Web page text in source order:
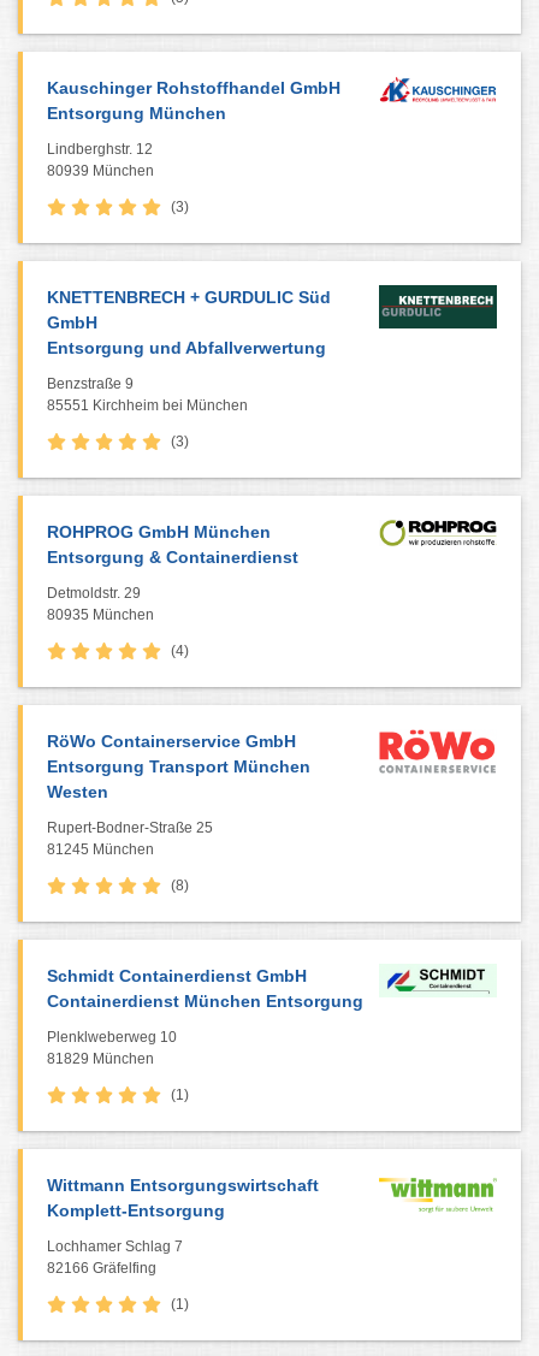
Kauschinger Rohstoffhandel GmbH
Entsorgung München
Lindberghstr. 12
80939 München
(3)
KNETTENBRECH + GURDULIC Süd
GmbH
Entsorgung und Abfallverwertung
Benzstraße 9
85551 Kirchheim bei München
(3)
ROHPROG GmbH München
Entsorgung & Containerdienst
Detmoldstr. 29
80935 München
(4)
RöWo Containerservice GmbH
Entsorgung Transport München
Westen
Rupert-Bodner-Straße 25
81245 München
(8)
Schmidt Containerdienst GmbH
Containerdienst München Entsorgung
Plenklweberweg 10
81829 München
(1)
Wittmann Entsorgungswirtschaft
Komplett-Entsorgung
Lochhamer Schlag 7
82166 Gräfelfing
(1)